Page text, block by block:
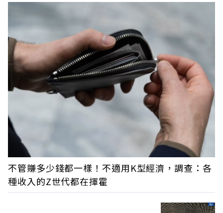
不管賺多少錢都一樣！不適用K型經濟，調查：各
種收入的Z世代都在揮霍